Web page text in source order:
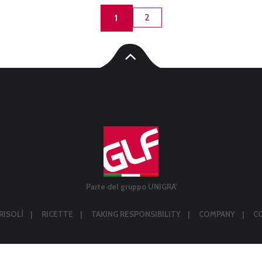
1 2
Parte del gruppo UNIGRA'
RICETTE TAKING RESPONSIBILITY COMPANY